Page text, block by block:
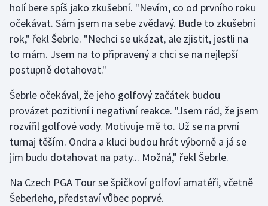
Volejbal
Ostatní
holí bere spíš jako zkušební. "Nevím, co od prvního roku
očekávat. Sám jsem na sebe zvědavý. Bude to zkušební
rok," řekl Šebrle. "Nechci se ukázat, ale zjistit, jestli na
to mám. Jsem na to připravený a chci se na nejlepší
postupně dotahovat."
Šebrle očekával, že jeho golfový začátek budou
provázet pozitivní i negativní reakce. "Jsem rád, že jsem
rozvířil golfové vody. Motivuje mě to. Už se na první
turnaj těším. Ondra a kluci budou hrát výborně a já se
jim budu dotahovat na paty... Možná," řekl Šebrle.
Na Czech PGA Tour se špičkoví golfoví amatéři, včetně
Šeberleho, představí vůbec poprvé.